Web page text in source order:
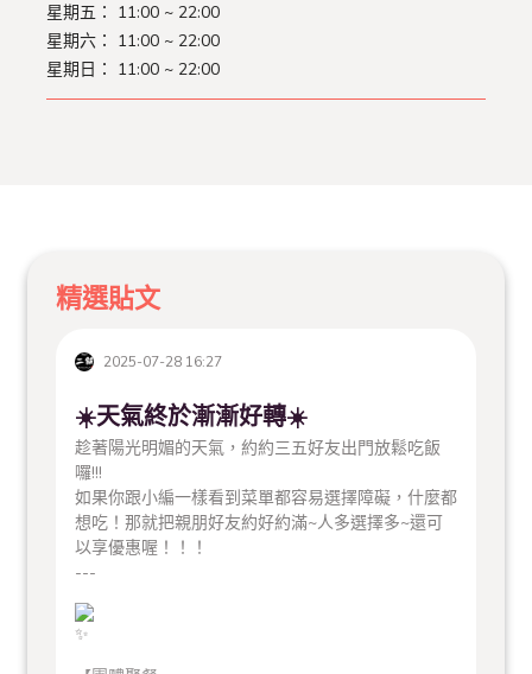
星期五： 11:00 ~ 22:00
星期六： 11:00 ~ 22:00
星期日： 11:00 ~ 22:00
精選貼文
2025-07-28 16:27
☀️天氣終於漸漸好轉☀️
趁著陽光明媚的天氣，約約三五好友出門放鬆吃飯
囉!!!
如果你跟小編一樣看到菜單都容易選擇障礙，什麼都
想吃！那就把親朋好友約好約滿~人多選擇多~還可
以享優惠喔！！！
---